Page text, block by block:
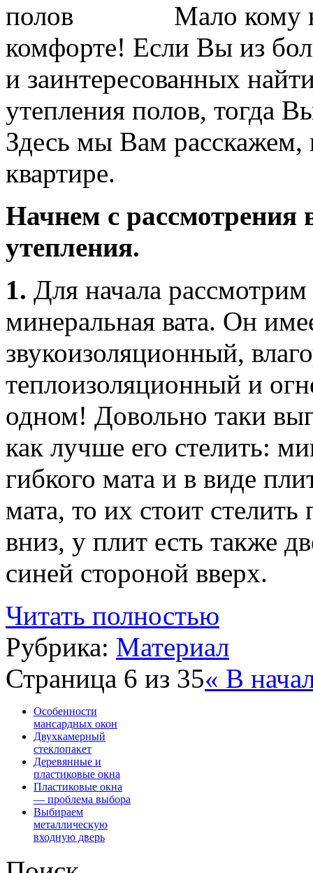
Мало кому
комфорте! Если Вы из
и заинтересованных
утепления полов, тогда
Здесь мы Вам расскажем,
квартире.
Начнем с рассмотрения
утепления.
1. Для начала рассмотрим
минеральная вата. Он
звукоизоляционный,
теплоизоляционный и
одном! Довольно таки
как лучше его стелить:
гибкого мата и в виде
мата, то их стоит
вниз, у плит есть также
синей стороной вверх.
Читать полностью
Рубрика: Материал
Страница 6 из 35« В
Особенности
мансардных окон
Двухкамерный
стеклопакет
Деревянные и
пластиковые окна
Пластиковые окна
— проблема выбора
Выбираем
металлическую
входную дверь